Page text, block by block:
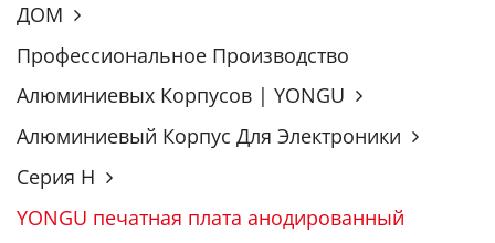
ДОМ
Профессиональное Производство
Алюминиевых Корпусов | YONGU
Алюминиевый Корпус Для Электроники
Серия H
YONGU печатная плата анодированный